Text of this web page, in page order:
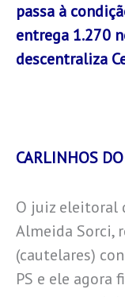
passa à
entrega 1.270
descentraliza
CARLINHOS
O juiz eleitoral
Almeida Sorci,
(cautelares)
PS e ele agora